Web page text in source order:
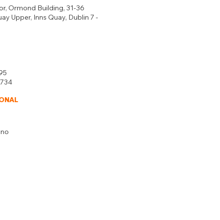
Ormond Building, 31-36
Upper, Inns Quay, Dublin 7 -